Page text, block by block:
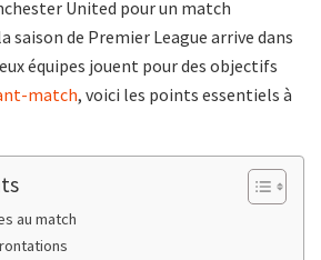
United pour un match
saison de Premier League arrive dans
équipes jouent pour des objectifs
match, voici les points essentiels à
au match